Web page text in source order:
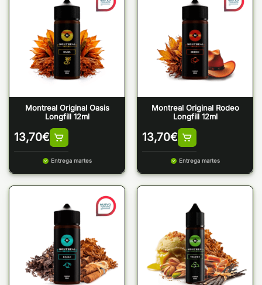
Montreal Original Oasis
Longfill 12ml
13,70€
Entrega martes
Montreal Original Rodeo
Longfill 12ml
13,70€
Entrega martes